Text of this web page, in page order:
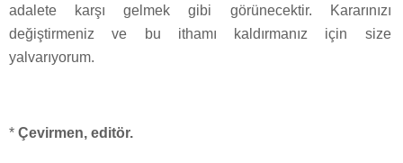
adalete karşı gelmek gibi görünecektir. Kararınızı
değiştirmeniz ve bu ithamı kaldırmanız için size
yalvarıyorum.
* Çevirmen, editör.